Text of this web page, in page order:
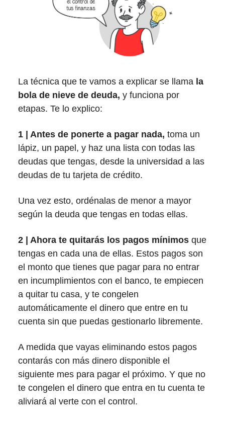
La técnica que te vamos a explicar se llama la
bola de nieve de deuda, y funciona por
etapas. Te lo explico:
1 | Antes de ponerte a pagar nada, toma un
lápiz, un papel, y haz una lista con todas las
deudas que tengas, desde la universidad a las
deudas de tu tarjeta de crédito.
Una vez esto, ordénalas de menor a mayor
según la deuda que tengas en todas ellas.
2 | Ahora te quitarás los pagos mínimos que
tengas en cada una de ellas. Estos pagos son
el monto que tienes que pagar para no entrar
en incumplimientos con el banco, te empiecen
a quitar tu casa, y te congelen
automáticamente el dinero que entre en tu
cuenta sin que puedas gestionarlo libremente.
A medida que vayas eliminando estos pagos
contarás con más dinero disponible el
siguiente mes para pagar el próximo. Y que no
te congelen el dinero que entra en tu cuenta te
aliviará al verte con el control.